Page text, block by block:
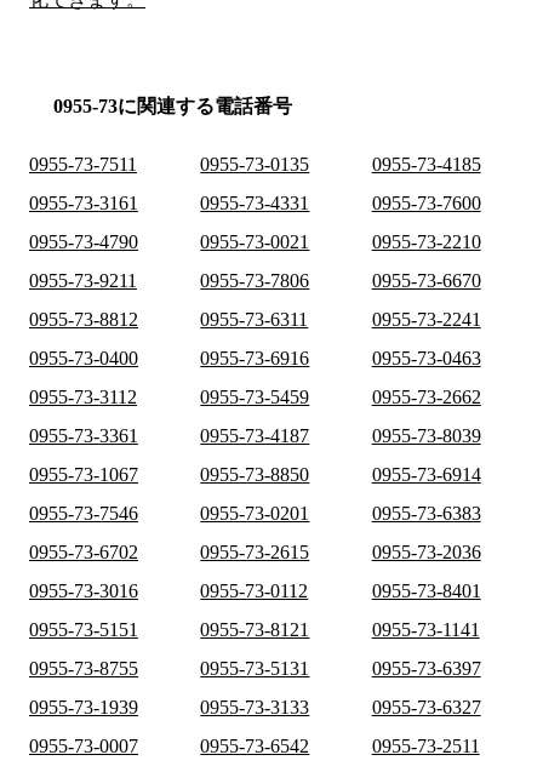
0955-73に関連する電話番号
0955-73-7511 0955-73-0135
0955-73-4185
0955-73-3161
0955-73-4331
0955-73-7600
0955-73-4790
0955-73-0021
0955-73-2210
0955-73-9211
0955-73-7806
0955-73-6670
0955-73-8812
0955-73-6311
0955-73-2241
0955-73-0400
0955-73-6916
0955-73-0463
0955-73-3112
0955-73-5459
0955-73-2662
0955-73-3361
0955-73-4187
0955-73-8039
0955-73-1067
0955-73-8850
0955-73-6914
0955-73-7546
0955-73-0201
0955-73-6383
0955-73-6702
0955-73-2615
0955-73-2036
0955-73-3016
0955-73-0112
0955-73-8401
0955-73-5151
0955-73-8121
0955-73-1141
0955-73-8755
0955-73-5131
0955-73-6397
0955-73-1939
0955-73-3133
0955-73-6327
0955-73-0007
0955-73-6542
0955-73-2511